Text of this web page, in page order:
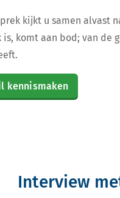
kijkt u samen alvast
is, komt aan bod; van de
kennismaken
Interview